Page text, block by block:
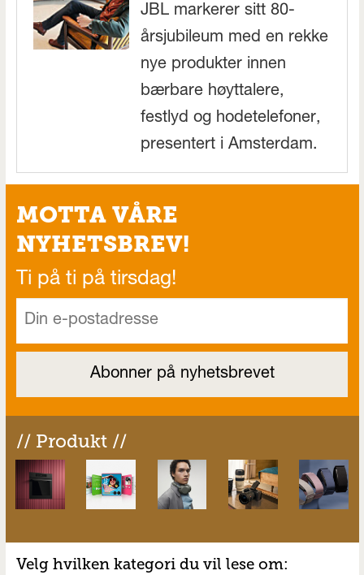
JBL markerer sitt 80-
årsjubileum med en rekke
nye produkter innen
bærbare høyttalere,
festlyd og hodetelefoner,
presentert i Amsterdam.
MOTTA VÅRE
NYHETSBREV!
Ti på ti på tirsdag!
// Produkt //
Velg hvilken kategori du vil lese om: